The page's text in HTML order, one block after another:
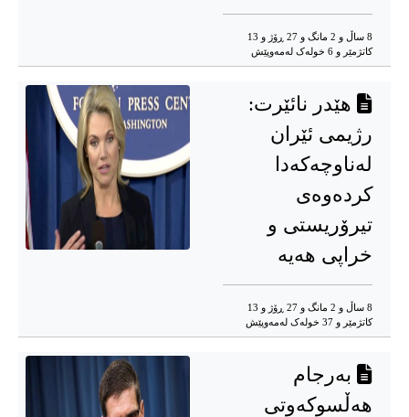
8 ساڵ و 2 مانگ و 27 ڕۆژ و 13
کاتژمێر و 6 خوله‌ک له‌مه‌وپێش‌
هێدر نائێرت:
رژیمی ئێران
لەناوچەکەدا
کردەوەی
تیرۆریستی و
خراپی هەیە
8 ساڵ و 2 مانگ و 27 ڕۆژ و 13
کاتژمێر و 37 خوله‌ک له‌مه‌وپێش‌
بەرجام
هەڵسوکەوتی